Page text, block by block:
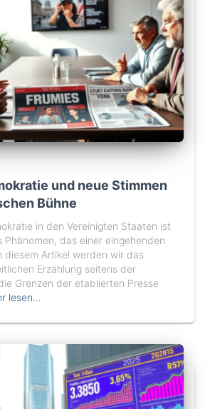
und neue Stimmen
Bühne
in den Vereinigten Staaten ist
Phänomen, das einer eingehenden
diesem Artikel werden wir das
Erzählung seitens der
Grenzen der etablierten Presse
lesen…